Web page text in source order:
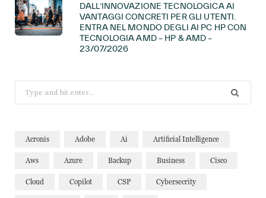
DALL’INNOVAZIONE TECNOLOGICA AI
VANTAGGI CONCRETI PER GLI UTENTI.
ENTRA NEL MONDO DEGLI AI PC HP CON
TECNOLOGIA AMD – HP & AMD –
23/07/2026
for:
Acronis Adobe Ai Artificial Intelligence
Aws Azure Backup Business Cisco
Cloud Copilot CSP Cybersecrity